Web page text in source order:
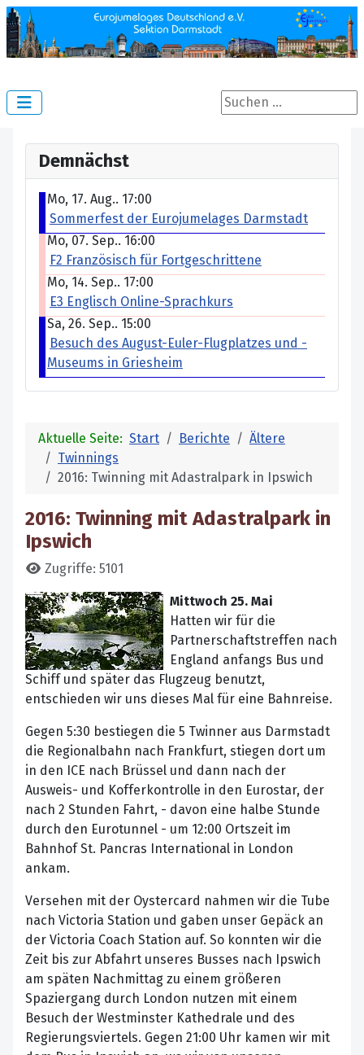
Suchen ...
Demnächst
Mo, 17. Aug.. 17:00
Sommerfest der Eurojumelages Darmstadt
Mo, 07. Sep.. 16:00
F2 Französisch für Fortgeschrittene
Mo, 14. Sep.. 17:00
E3 Englisch Online-Sprachkurs
Sa, 26. Sep.. 15:00
Besuch des August-Euler-Flugplatzes und -
Museums in Griesheim
Aktuelle Seite: Start Berichte
Ältere
Twinnings
2016: Twinning mit Adastralpark in Ipswich
2016: Twinning mit Adastralpark in
Ipswich
DetailsZugriffe: 5101
Mittwoch 25. Mai
Hatten wir für die
Partnerschaftstreffen nach
England anfangs Bus und
Schiff und später das Flugzeug benutzt,
entschieden wir uns dieses Mal für eine Bahnreise.
Gegen 5:30 bestiegen die 5 Twinner aus Darmstadt
die Regionalbahn nach Frankfurt, stiegen dort um
in den ICE nach Brüssel und dann nach der
Ausweis- und Kofferkontrolle in den Eurostar, der
nach 2 Stunden Fahrt, - davon eine halbe Stunde
durch den Eurotunnel - um 12:00 Ortszeit im
Bahnhof St. Pancras International in London
ankam.
Versehen mit der Oystercard nahmen wir die Tube
nach Victoria Station und gaben unser Gepäck an
der Victoria Coach Station auf. So konnten wir die
Zeit bis zur Abfahrt unseres Busses nach Ipswich
am späten Nachmittag zu einem größeren
Spaziergang durch London nutzen mit einem
Besuch der Westminster Kathedrale und des
Regierungsviertels. Gegen 21:00 Uhr kamen wir mit